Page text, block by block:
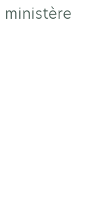
ministère